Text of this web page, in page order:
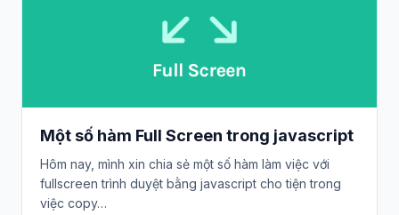
Một số hàm Full Screen trong javascript
Hôm nay, mình xin chia sẻ một số hàm làm việc với
fullscreen trình duyệt bằng javascript cho tiện trong
việc copy…